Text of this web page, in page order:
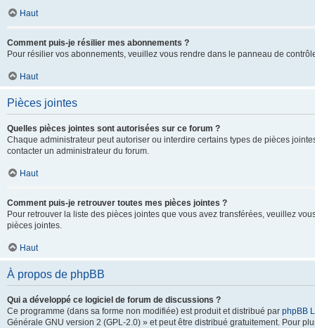
Haut
Comment puis-je résilier mes abonnements ?
Pour résilier vos abonnements, veuillez vous rendre dans le panneau de
Haut
Pièces jointes
Quelles pièces jointes sont autorisées sur ce forum ?
Chaque administrateur peut autoriser ou interdire certains types de pièces
contacter un administrateur du forum.
Haut
Comment puis-je retrouver toutes mes pièces jointes ?
Pour retrouver la liste des pièces jointes que vous avez transférées, veuillez
pièces jointes.
Haut
À propos de phpBB
Qui a développé ce logiciel de forum de discussions ?
Ce programme (dans sa forme non modifiée) est produit et distribué par phpBB
Générale GNU version 2 (GPL-2.0) » et peut être distribué gratuitement. Pour